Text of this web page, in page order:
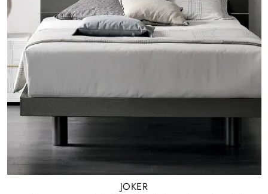
JOKER